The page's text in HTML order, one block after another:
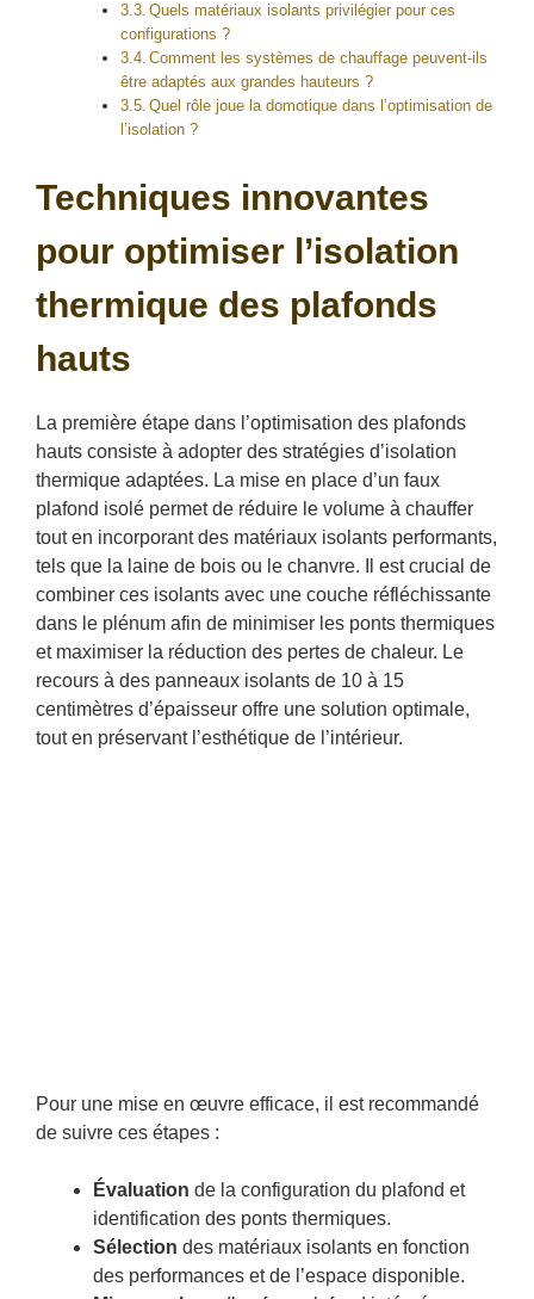
Quels matériaux isolants privilégier pour ces
configurations ?
Comment les systèmes de chauffage peuvent-ils
être adaptés aux grandes hauteurs ?
Quel rôle joue la domotique dans l’optimisation de
l’isolation ?
Techniques innovantes
pour optimiser l’isolation
thermique des plafonds
hauts
La première étape dans l’optimisation des plafonds
hauts consiste à adopter des stratégies d’isolation
thermique adaptées. La mise en place d’un faux
plafond isolé permet de réduire le volume à chauffer
tout en incorporant des matériaux isolants performants,
tels que la laine de bois ou le chanvre. Il est crucial de
combiner ces isolants avec une couche réfléchissante
dans le plénum afin de minimiser les ponts thermiques
et maximiser la réduction des pertes de chaleur. Le
recours à des panneaux isolants de 10 à 15
centimètres d’épaisseur offre une solution optimale,
tout en préservant l’esthétique de l’intérieur.
Pour une mise en œuvre efficace, il est recommandé
de suivre ces étapes :
Évaluation de la configuration du plafond et
identification des ponts thermiques.
Sélection des matériaux isolants en fonction
des performances et de l’espace disponible.